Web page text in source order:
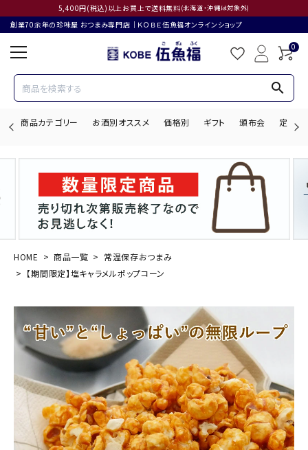
5,400円(税込)以上お買上で送料無料(北海道・沖縄は対象外)
創業70余年の珍味屋 おつまみ専門店│ＫＯＢＥ伍魚福オンラインショップ
0
search
商品カテゴリー お酒別オススメ 価格別 ギフト 頒布会 定期購
search
ACCOUNT MENU
商品カテゴリー
お酒別オススメ
価格別
お問い合わせ
HOME 商品一覧
常温保存おつまみ
【期間限定】塩キャラメルポップコーン